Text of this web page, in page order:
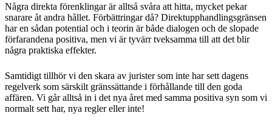
Några direkta förenklingar är alltså svåra att hitta, mycket pekar
snarare åt andra hållet. Förbättringar då? Direktupphandlingsgränsen
har en sådan potential och i teorin är både dialogen och de slopade
förfarandena positiva, men vi är tyvärr tveksamma till att det blir
några praktiska effekter.
Samtidigt tillhör vi den skara av jurister som inte har sett dagens
regelverk som särskilt gränssättande i förhållande till den goda
affären. Vi går alltså in i det nya året med samma positiva syn som vi
normalt sett har, nya regler eller inte!